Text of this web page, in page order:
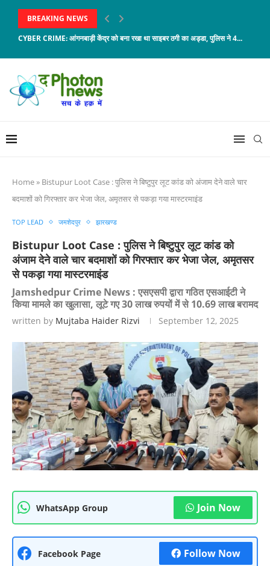
BREAKING NEWS
CYBER CRIME: आंगनबाड़ी केंद्र को बना रखा था साइबर ठगी का अड्डा, पुलिस ने 4...
Home» Bistupur Loot Case : पुलिस ने बिष्टुपुर लूट कांड को अंजाम देने वाले चार
बदमाशों को गिरफ्तार कर भेजा जेल, अमृतसर से पकड़ा गया मास्टरमाइंड
TOP LEAD जमशेदपुर झारखण्ड
Bistupur Loot Case : पुलिस ने बिष्टुपुर लूट कांड को
अंजाम देने वाले चार बदमाशों को गिरफ्तार कर भेजा जेल, अमृतसर
से पकड़ा गया मास्टरमाइंड
Jamshedpur Crime News : एसएसपी द्वारा गठित एसआईटी ने
किया मामले का खुलासा, लूटे गए 30 लाख रुपयों में से 10.69 लाख बरामद
written by Mujtaba Haider Rizvi September 12, 2025
WhatsApp Group Join Now
Facebook Page Follow Now